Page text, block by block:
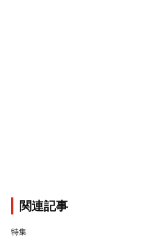
関連記事
特集